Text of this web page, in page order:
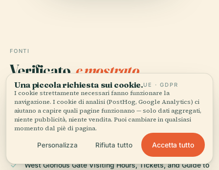
FONTI
Verificato,e mostrato.
Ricercata e scritta dal team editoriale di Audiala a
partire da documenti storici, archivi architettonici e
conoscenza del territorio.
Ultima revisione: April 2026
West Glorious Gate Visiting Hours, Tickets, and Guide to
Una piccola richiesta sui cookie.UE · GDPR
I cookie strettamente necessari fanno funzionare la
navigazione. I cookie di analisi (PostHog, Google Analytics) ci
aiutano a capire quali pagine funzionano — solo dati aggregati,
niente pubblicità, niente vendita. Puoi cambiare in qualsiasi
momento dal piè di pagina.
Personalizza Rifiuta tutto Accetta tutto